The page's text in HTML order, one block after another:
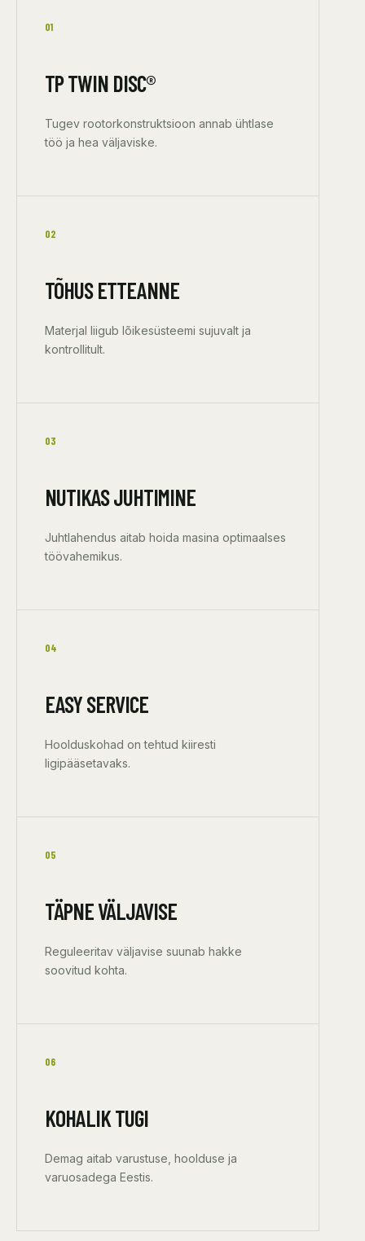
01
TP TWIN DISC®
Tugev rootorkonstruktsioon annab ühtlase
töö ja hea väljaviske.
02
TÕHUS ETTEANNE
Materjal liigub lõikesüsteemi sujuvalt ja
kontrollitult.
03
NUTIKAS JUHTIMINE
Juhtlahendus aitab hoida masina optimaalses
töövahemikus.
04
EASY SERVICE
Hoolduskohad on tehtud kiiresti
ligipääsetavaks.
05
TÄPNE VÄLJAVISE
Reguleeritav väljavise suunab hakke
soovitud kohta.
06
KOHALIK TUGI
Demag aitab varustuse, hoolduse ja
varuosadega Eestis.